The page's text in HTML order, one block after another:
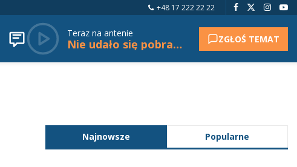
+48 17 222 22 22
Teraz na antenie
Nie udało się pobrać tytułu. ZGŁOŚ TEMAT
Najnowsze Popularne